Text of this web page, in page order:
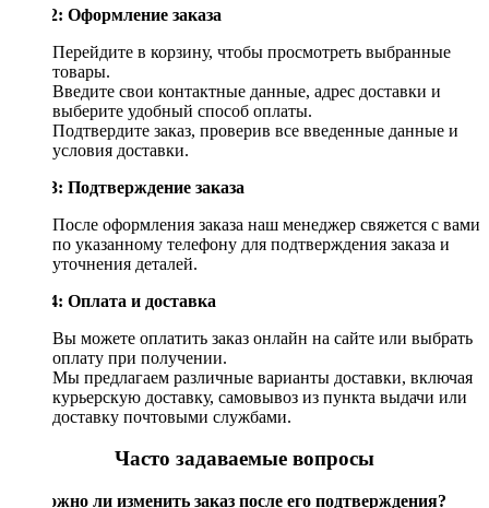
Шаг 2: Оформление заказа
Перейдите в корзину, чтобы просмотреть выбранные
товары.
Введите свои контактные данные, адрес доставки и
выберите удобный способ оплаты.
Подтвердите заказ, проверив все введенные данные и
условия доставки.
Шаг 3: Подтверждение заказа
После оформления заказа наш менеджер свяжется с вами
по указанному телефону для подтверждения заказа и
уточнения деталей.
Шаг 4: Оплата и доставка
Вы можете оплатить заказ онлайн на сайте или выбрать
оплату при получении.
Мы предлагаем различные варианты доставки, включая
курьерскую доставку, самовывоз из пункта выдачи или
доставку почтовыми службами.
Часто задаваемые вопросы
Возможно ли изменить заказ после его подтверждения?